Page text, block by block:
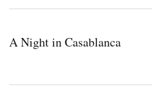
A Night in Casablanca